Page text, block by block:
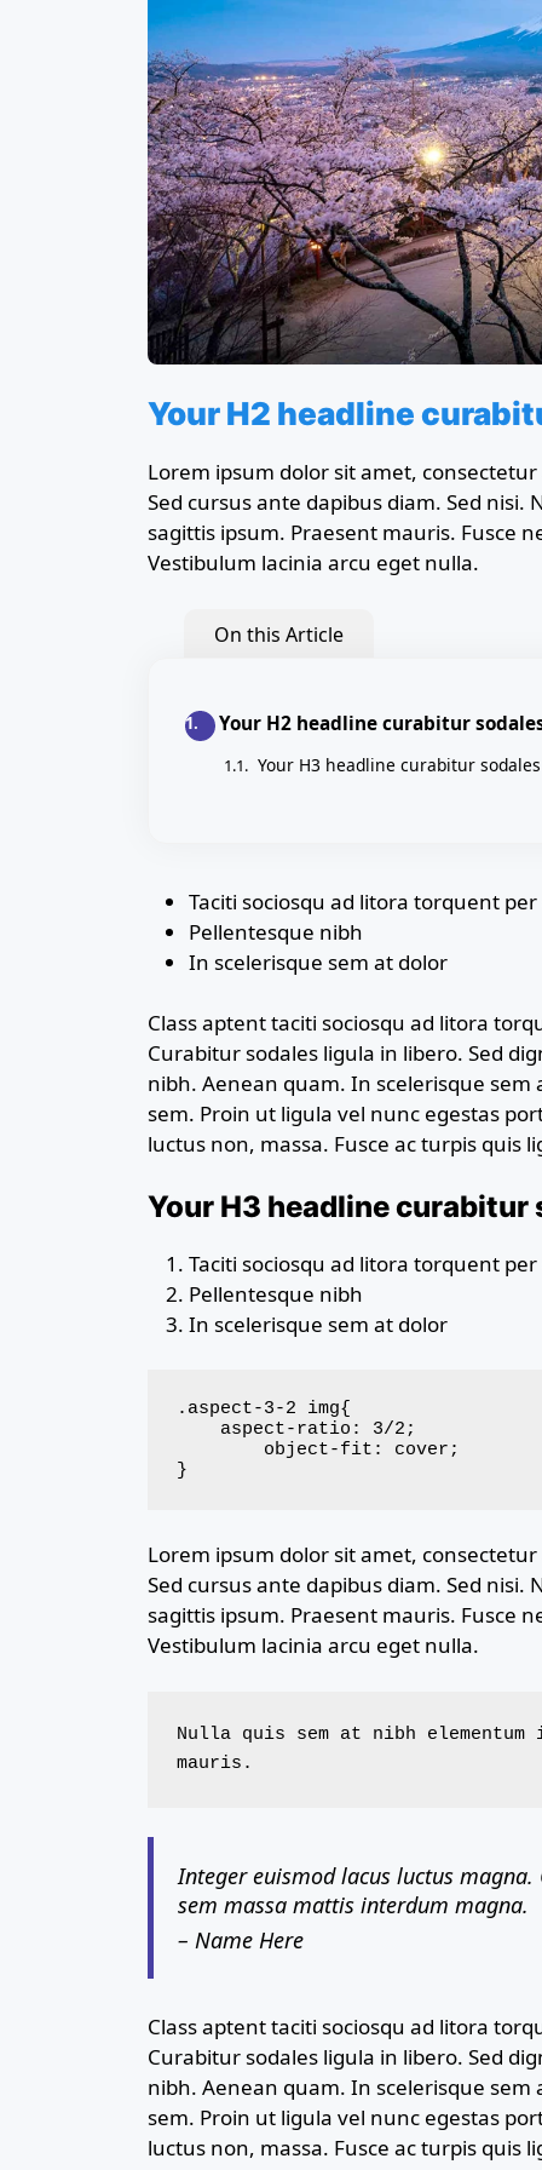
Your H2 headline
Lorem ipsum dolor sit amet,
Sed cursus ante dapibus diam. Sed
sagittis ipsum. Praesent mauris. Fusce
Vestibulum lacinia arcu eget nulla.
On this Article
Your H2 headline curabitur
Your H3 headline curabitur
Taciti sociosqu ad litora torquent
Pellentesque nibh
In scelerisque sem at dolor
Class aptent taciti sociosqu ad litora
Curabitur sodales ligula in libero. Sed
nibh. Aenean quam. In scelerisque sem
sem. Proin ut ligula vel nunc egestas
luctus non, massa. Fusce ac turpis quis
Your H3 headline curabitur
Taciti sociosqu ad litora torquent
Pellentesque nibh
In scelerisque sem at dolor
.aspect-3-2 img{
}
Lorem ipsum dolor sit amet,
Sed cursus ante dapibus diam. Sed
sagittis ipsum. Praesent mauris. Fusce
Vestibulum lacinia arcu eget nulla.
Nulla quis sem at nibh
mauris.
Integer euismod lacus luctus
sem massa mattis interdum magna.
– Name Here
Class aptent taciti sociosqu ad litora
Curabitur sodales ligula in libero. Sed
nibh. Aenean quam. In scelerisque sem
sem. Proin ut ligula vel nunc egestas
luctus non, massa. Fusce ac turpis quis